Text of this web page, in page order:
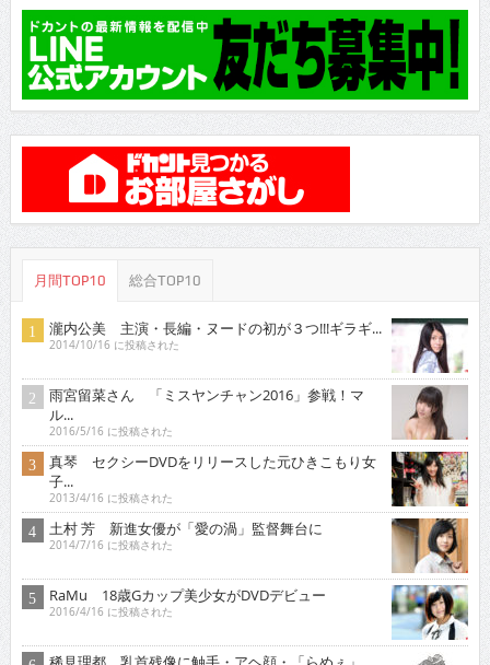
月間TOP10 総合TOP10
瀧内公美 主演・長編・ヌードの初が３つ!!!ギラギ...
2014/10/16 に投稿された
雨宮留菜さん 「ミスヤンチャン2016」参戦！マ
ル...
2016/5/16 に投稿された
真琴 セクシーDVDをリリースした元ひきこもり女
子...
2013/4/16 に投稿された
土村 芳 新進女優が「愛の渦」監督舞台に
2014/7/16 に投稿された
RaMu 18歳Gカップ美少女がDVDデビュー
2016/4/16 に投稿された